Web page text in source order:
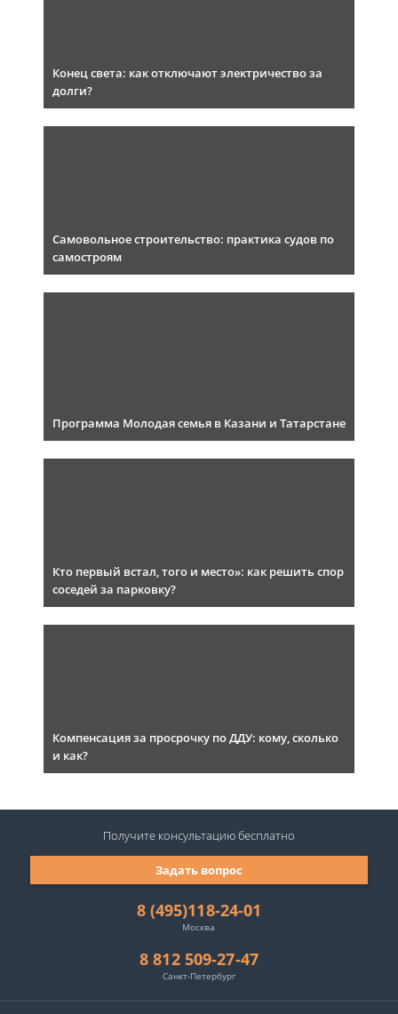
Конец света: как отключают электричество за
долги?
Самовольное строительство: практика судов по
самостроям
Программа Молодая семья в Казани и Татарстане
Кто первый встал, того и место»: как решить спор
соседей за парковку?
Компенсация за просрочку по ДДУ: кому, сколько
и как?
8 (495)118-24-01
Москва
8 812 509-27-47
Санкт-Петербург
Задать вопрос
Получите консультациюбесплатно